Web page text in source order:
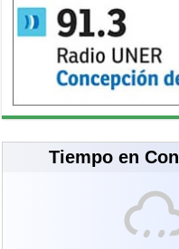
Tiempo en